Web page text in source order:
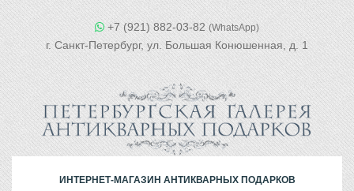
+7 (921) 882-03-82 (WhatsApp)
г. Санкт-Петербург, ул. Большая Конюшенная, д. 1
ИНТЕРНЕТ-МАГАЗИН АНТИКВАРНЫХ ПОДАРКОВ